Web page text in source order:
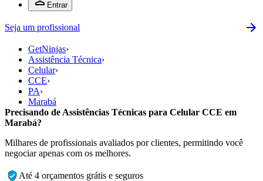
Entrar
Seja um profissional
GetNinjas›
Assistência Técnica›
Celular›
CCE›
PA›
Marabá
Precisando de Assistências Técnicas para Celular CCE em
Marabá?
Milhares de profissionais avaliados por clientes, permitindo você
negociar apenas com os melhores.
Até 4 orçamentos grátis e seguros